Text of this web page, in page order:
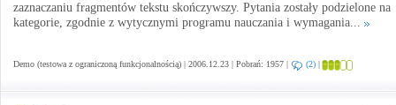
zaznaczaniu fragmentów tekstu skończywszy. Pytania zostały podzielone na
kategorie, zgodnie z wytycznymi programu nauczania i wymagania...
Demo (testowa z ograniczoną funkcjonalnością) | 2006.12.23 | Pobrań: 1957 | (2) |